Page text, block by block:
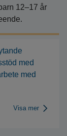
12–17 år
med
med
Visa mer